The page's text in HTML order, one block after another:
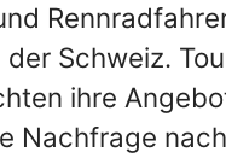
Schweiz.
ihre
Nachfrage